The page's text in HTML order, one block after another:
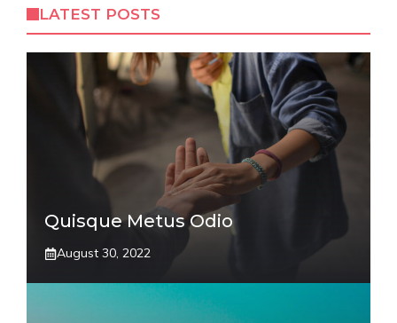
LATEST POSTS
Quisque Metus Odio
August 30, 2022